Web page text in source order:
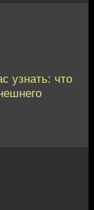
узнать: что